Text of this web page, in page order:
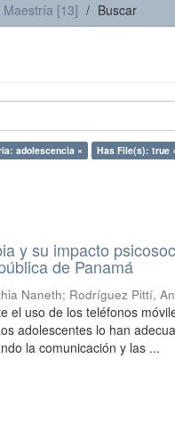
Maestría [13] Buscar
adolescencia × Has File(s): true
y su impacto
de Panamá
Naneth; Rodríguez Pittí,
el uso de los teléfonos
adolescentes lo han
la comunicación y las ...